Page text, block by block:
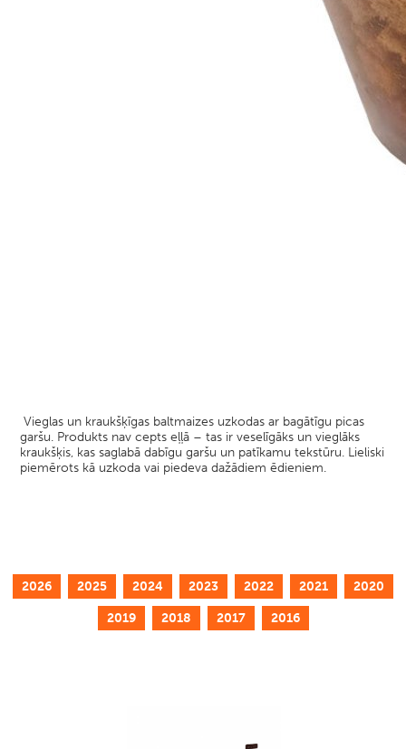
Vieglas un kraukšķīgas baltmaizes uzkodas ar bagātīgu picas
garšu. Produkts nav cepts eļļā – tas ir veselīgāks un vieglāks
kraukšķis, kas saglabā dabīgu garšu un patīkamu tekstūru. Lieliski
piemērots kā uzkoda vai piedeva dažādiem ēdieniem.
2026 2025 2024 2023 2022 2021 2020
2019 2018 2017 2016